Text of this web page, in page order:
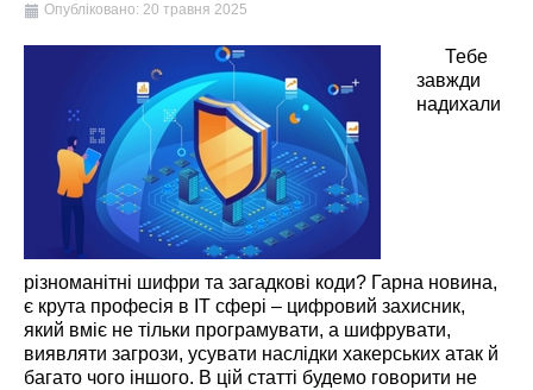
Опубліковано: 20 травня 2025
Тебе
завжди
надихали
різноманітні шифри та загадкові коди? Гарна новина,
є крута професія в IT сфері – цифровий захисник,
який вміє не тільки програмувати, а шифрувати,
виявляти загрози, усувати наслідки хакерських атак й
багато чого іншого. В цій статті будемо говорити не